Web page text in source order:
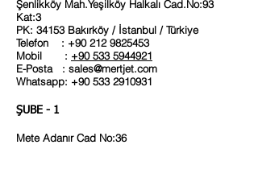
Şenlikköy Mah.Yeşilköy Halkalı Cad.No:93
Kat:3
PK: 34153 Bakırköy / İstanbul / Türkiye
Telefon : +90 212 9825453
Mobil : +90 533 5944921
E-Posta : sales@mertjet.com
Whatsapp: +90 533 2910931
ŞUBE - 1
Mete Adanır Cad No:36